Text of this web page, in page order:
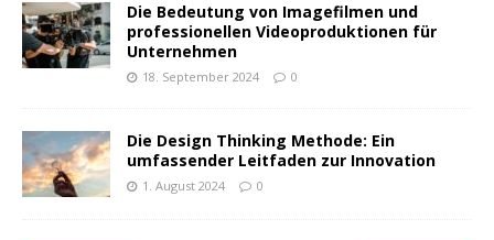
Die Bedeutung von Imagefilmen und
professionellen Videoproduktionen für
Unternehmen
18. September 2024 0
Die Design Thinking Methode: Ein
umfassender Leitfaden zur Innovation
1. August 2024 0